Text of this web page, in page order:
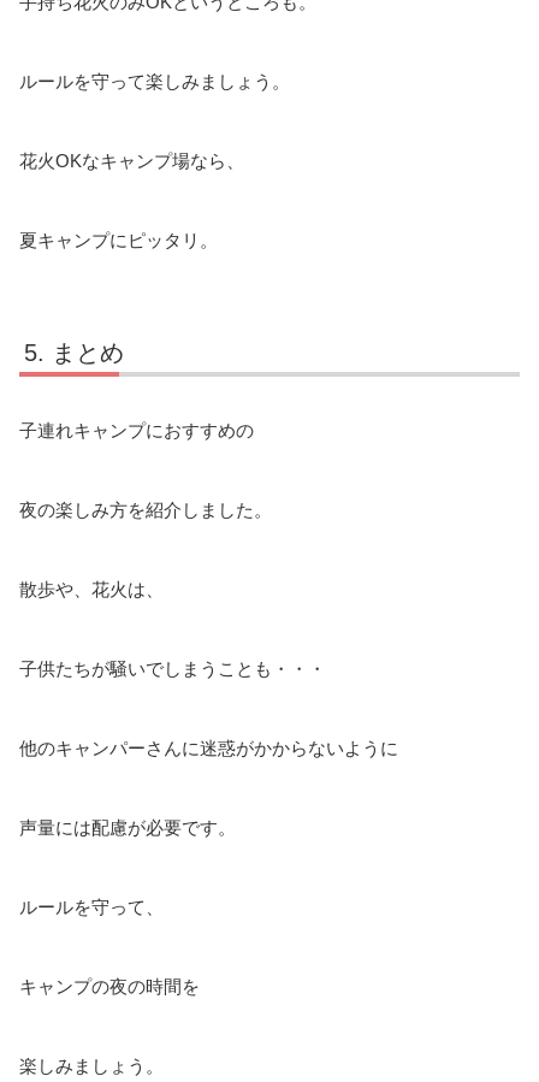
ルールを守って楽しみましょう。
花火OKなキャンプ場なら、
夏キャンプにピッタリ。
まとめ
子連れキャンプにおすすめの
夜の楽しみ方を紹介しました。
散歩や、花火は、
子供たちが騒いでしまうことも・・・
他のキャンパーさんに迷惑がかからないように
声量には配慮が必要です。
ルールを守って、
キャンプの夜の時間を
楽しみましょう。